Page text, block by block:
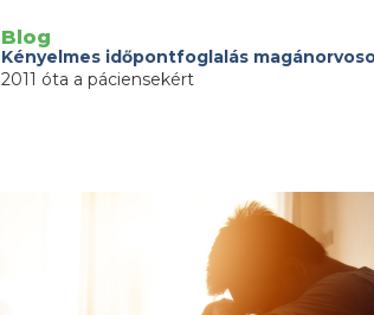
Blog
Kényelmes időpontfoglalás
2011 óta a páciensekért